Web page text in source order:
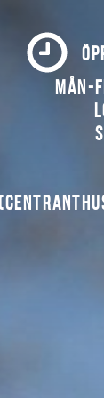
Mån-